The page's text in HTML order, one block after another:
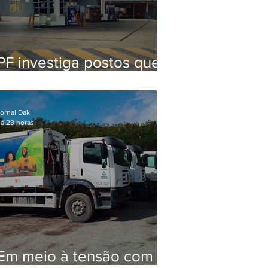
investiga postos que
de secretário
em 2020
meio à tensão com
Daki
23 horas